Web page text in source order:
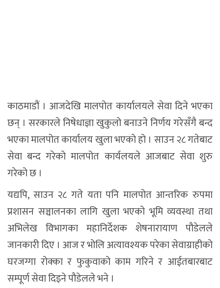
काठमाडौं । आजदेखि मालपोत कार्यालयले सेवा दिने भएका
छन् । सरकारले निषेधाज्ञा खुकुलो बनाउने निर्णय गरेसँगै बन्द
भएका मालपोत कार्यालय खुला भएको हो । साउन २८ गतेबाट
सेवा बन्द गरेको मालपोत कार्यलयले आजबाट सेवा शुरु
गरेको छ ।
यद्यपि, साउन २८ गते यता पनि मालपोत आन्तरिक रुपमा
प्रशासन सञ्चालनका लागि खुला भएको भूमि व्यवस्था तथा
अभिलेख विभागका महानिर्देशक शेषनारायाण पौडेलले
जानकारी दिए । आज र भोलि अत्यावश्यक परेका सेवाग्राहीको
घरजग्गा रोक्का र फुकुवाको काम गरिने र आईतबारबाट
सम्पूर्ण सेवा दिइने पौडेलले भने ।